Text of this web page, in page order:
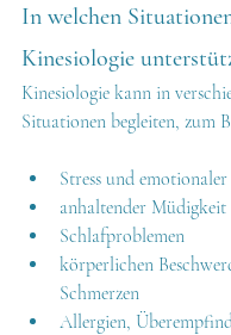
In welchen
Kinesiologie
Kinesiologie kann in
Situationen begleiten, zum
Stress und
anhaltender Müdigkeit
Schlafproblemen
körperlichen
Schmerzen
Allergien,